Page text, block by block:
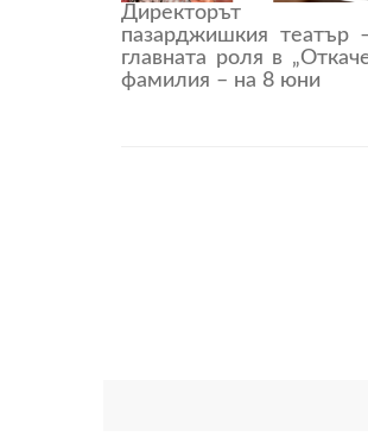
Директорът
пазарджишкия театър
главната роля в
фамилия – на 8 юни